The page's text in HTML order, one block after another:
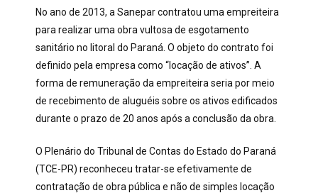
No ano de 2013, a Sanepar contratou uma empreiteira
para realizar uma obra vultosa de esgotamento
sanitário no litoral do Paraná. O objeto do contrato foi
definido pela empresa como “locação de ativos”. A
forma de remuneração da empreiteira seria por meio
de recebimento de aluguéis sobre os ativos edificados
durante o prazo de 20 anos após a conclusão da obra.
O Plenário do Tribunal de Contas do Estado do Paraná
(TCE-PR) reconheceu tratar-se efetivamente de
contratação de obra pública e não de simples locação